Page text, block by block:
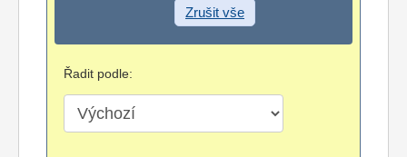
Zrušit vše
Řadit podle: